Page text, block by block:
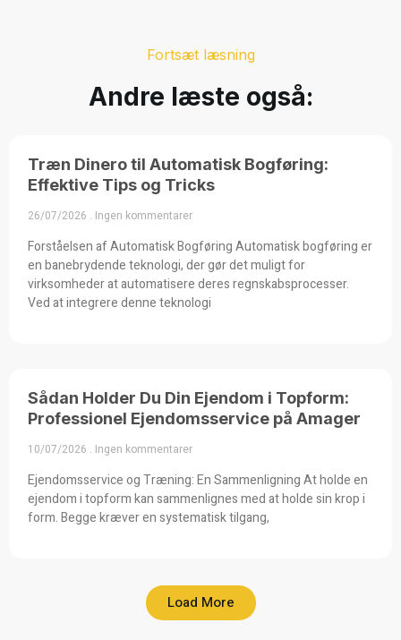
Fortsæt læsning
Andre læste også:
Træn Dinero til Automatisk Bogføring:
Effektive Tips og Tricks
26/07/2026 Ingen kommentarer
Forståelsen af Automatisk Bogføring Automatisk bogføring er
en banebrydende teknologi, der gør det muligt for
virksomheder at automatisere deres regnskabsprocesser.
Ved at integrere denne teknologi
Sådan Holder Du Din Ejendom i Topform:
Professionel Ejendomsservice på Amager
10/07/2026 Ingen kommentarer
Ejendomsservice og Træning: En Sammenligning At holde en
ejendom i topform kan sammenlignes med at holde sin krop i
form. Begge kræver en systematisk tilgang,
Load More